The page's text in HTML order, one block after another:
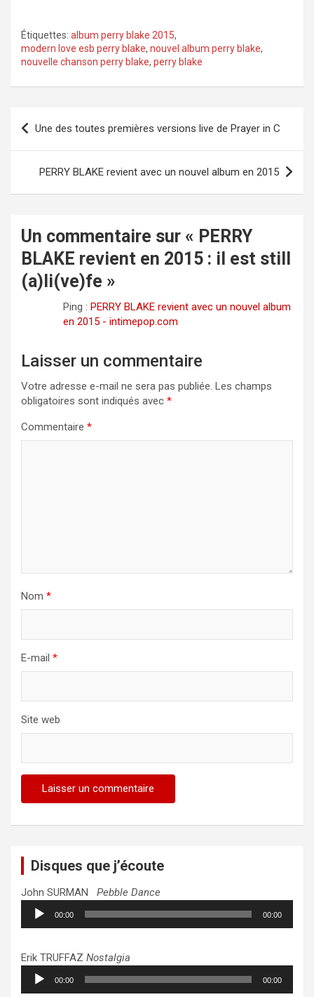
Étiquettes: album perry blake 2015,
modern love esb perry blake, nouvel album perry blake,
nouvelle chanson perry blake, perry blake
Navigation
de
l’article
Une des toutes premières versions live de Prayer in C
PERRY BLAKE revient avec un nouvel album en 2015
Un commentaire sur « PERRY
BLAKE revient en 2015 : il est still
(a)li(ve)fe »
Ping : PERRY BLAKE revient avec un nouvel album
en 2015 - intimepop.com
Laisser un commentaire
Votre adresse e-mail ne sera pas publiée. Les champs
obligatoires sont indiqués avec *
Commentaire *
Nom *
E-mail *
Site web
Disques que j’écoute
John SURMAN Pebble Dance
Lecteur
audio
00:00 00:00
Erik TRUFFAZ Nostalgia
Lecteur
audio
00:00 00:00